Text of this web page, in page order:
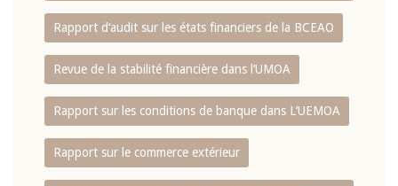
Rapport d‘audit sur les états financiers de la BCEAO
Revue de la stabilité financière dans l‘UMOA
Rapport sur les conditions de banque dans L‘UEMOA
Rapport sur le commerce extérieur